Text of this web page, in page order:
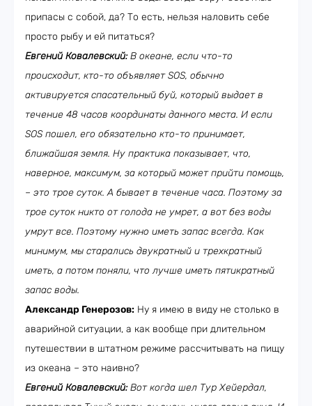
припасы с собой, да? То есть, нельзя наловить себе
просто рыбу и ей питаться?
Евгений Ковалевский:В океане, если что-то
происходит, кто-то объявляетSOS, обычно
активируется спасательный буй, который выдает в
течение 48 часов координаты данного места. И если
SOSпошел, его обязательно кто-то принимает,
ближайшая земля. Ну практика показывает, что,
наверное, максимум, за который может прийти помощь,
– это трое суток. А бывает в течение часа. Поэтому за
трое суток никто от голода не умрет, а вот без воды
умрут все. Поэтому нужно иметь запас всегда. Как
минимум, мы старались двукратный и трехкратный
иметь, а потом поняли, что лучше иметь пятикратный
запас воды.
Александр Генерозов: Ну я имею в виду не столько в
аварийной ситуации, а как вообще при длительном
путешествии в штатном режиме рассчитывать на пищу
из океана – это наивно?
Евгений Ковалевский:Вот когда шел Тур Хейердал,